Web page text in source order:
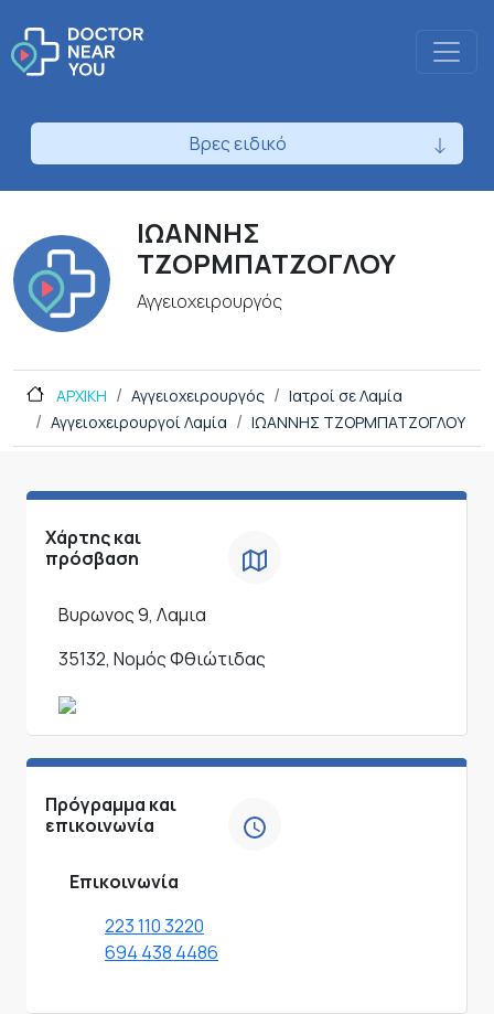
Βρες ειδικό
ΙΩΑΝΝΗΣ
ΤΖΟΡΜΠΑΤΖΟΓΛΟΥ
Αγγειοχειρουργός
ΑΡΧΙΚΗ Αγγειοχειρουργός
Ιατροί σε Λαμία
Αγγειοχειρουργοί Λαμία
ΙΩΑΝΝΗΣ ΤΖΟΡΜΠΑΤΖΟΓΛΟΥ
Χάρτης και
πρόσβαση
Βυρωνος 9, Λαμια
35132, Νομός Φθιώτιδας
Πρόγραμμα και
επικοινωνία
Επικοινωνία
223 110 3220
694 438 4486